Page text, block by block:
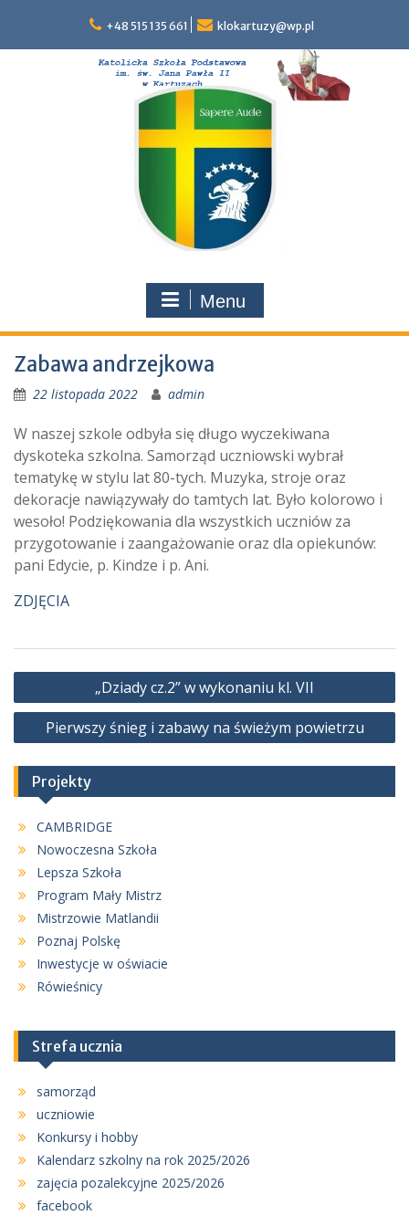
content
+48 515 135 661 klokartuzy@wp.pl
Menu
Zabawa andrzejkowa
22 listopada 2022 admin
W naszej szkole odbyła się długo wyczekiwana
dyskoteka szkolna. Samorząd uczniowski wybrał
tematykę w stylu lat 80-tych. Muzyka, stroje oraz
dekoracje nawiązywały do tamtych lat. Było kolorowo i
wesoło! Podziękowania dla wszystkich uczniów za
przygotowanie i zaangażowanie oraz dla opiekunów:
pani Edycie, p. Kindze i p. Ani.
ZDJĘCIA
Nawigacja
wpisu
„Dziady cz.2” w wykonaniu kl. VII
Pierwszy śnieg i zabawy na świeżym powietrzu
Projekty
CAMBRIDGE
Nowoczesna Szkoła
Lepsza Szkoła
Program Mały Mistrz
Mistrzowie Matlandii
Poznaj Polskę
Inwestycje w oświacie
Rówieśnicy
Strefa ucznia
samorząd
uczniowie
Konkursy i hobby
Kalendarz szkolny na rok 2025/2026
zajęcia pozalekcyjne 2025/2026
facebook